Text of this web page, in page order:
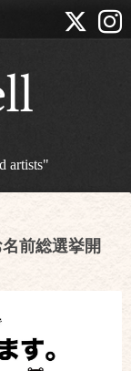
artists"
前総選挙開